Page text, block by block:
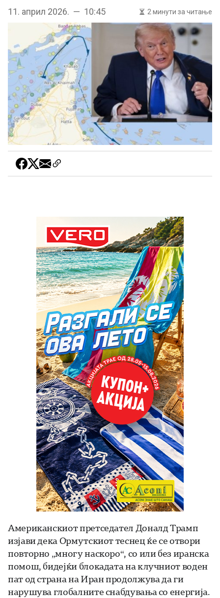
11. април 2026. — 10:45 2 минути за читање
Американскиот претседател Доналд Трамп
изјави дека Ормутскиот теснец ќе се отвори
повторно „многу наскоро“, со или без иранска
помош, бидејќи блокадата на клучниот воден
пат од страна на Иран продолжува да ги
нарушува глобалните снабдувања со енергија.